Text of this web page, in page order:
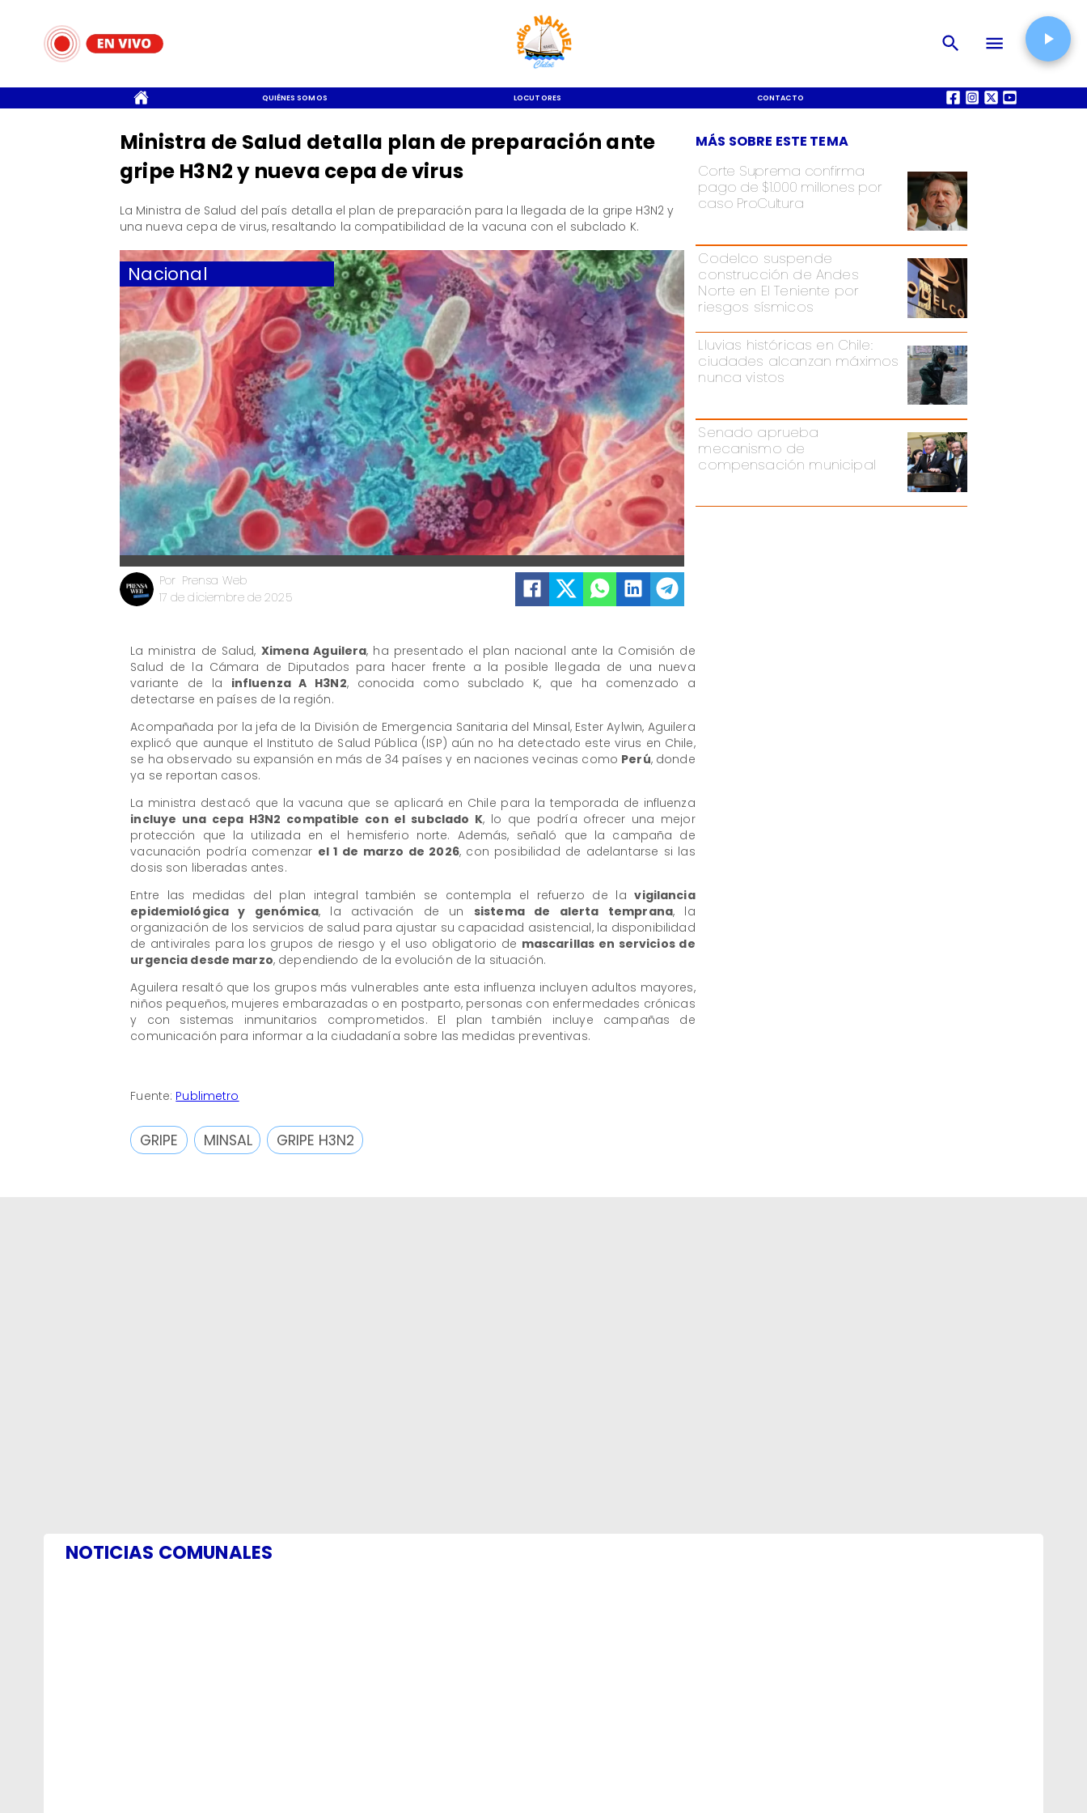
QUIÉNES SOMOS LOCUTORES CONTACTO QUIÉNES SOMOS
Nacional
Prensa Web
Por
17 de diciembre de 2025
Corte Suprema confirma
pago de $1.000 millones por
caso ProCultura
Codelco suspende
construcción de Andes
Norte en El Teniente por
riesgos sísmicos
Lluvias históricas en Chile:
ciudades alcanzan máximos
nunca vistos
Senado aprueba
mecanismo de
compensación municipal
MÁS SOBRE ESTE TEMA
Ministra de Salud detalla plan de preparación ante
gripe H3N2 y nueva cepa de virus
La Ministra de Salud del país detalla el plan de preparación para la llegada de la gripe H3N2 y
una nueva cepa de virus, resaltando la compatibilidad de la vacuna con el subclado K.
La ministra de Salud, Ximena Aguilera, ha presentado el plan nacional ante la Comisión de
Salud de la Cámara de Diputados para hacer frente a la posible llegada de una nueva
variante de la influenza A H3N2, conocida como subclado K, que ha comenzado a
detectarse en países de la región.
Acompañada por la jefa de la División de Emergencia Sanitaria del Minsal, Ester Aylwin, Aguilera
explicó que aunque el Instituto de Salud Pública (ISP) aún no ha detectado este virus en Chile,
se ha observado su expansión en más de 34 países y en naciones vecinas como Perú, donde
ya se reportan casos.
La ministra destacó que la vacuna que se aplicará en Chile para la temporada de influenza
incluye una cepa H3N2 compatible con el subclado K, lo que podría ofrecer una mejor
protección que la utilizada en el hemisferio norte. Además, señaló que la campaña de
vacunación podría comenzar el 1 de marzo de 2026, con posibilidad de adelantarse si las
dosis son liberadas antes.
Entre las medidas del plan integral también se contempla el refuerzo de lavigilancia
epidemiológica y genómica, la activación de un sistema de alerta temprana, la
organización de los servicios de salud para ajustar su capacidad asistencial, la disponibilidad
de antivirales para los grupos de riesgo y el uso obligatorio de mascarillas en servicios de
urgencia desde marzo, dependiendo de la evolución de la situación.
Aguilera resaltó que los grupos más vulnerables ante esta influenza incluyen adultos mayores,
niños pequeños, mujeres embarazadas o en postparto, personas con enfermedades crónicas
y con sistemas inmunitarios comprometidos. El plan también incluye campañas de
comunicación para informar a la ciudadanía sobre las medidas preventivas.
Fuente: Publimetro
GRIPE MINSAL GRIPE H3N2
NOTICIAS COMUNALES